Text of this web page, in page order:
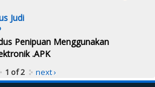
Judi
Penipuan Menggunakan
.APK
1 of 2 next ›